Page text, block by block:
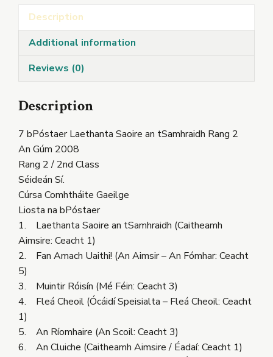
Rang
2
Description
Additional information
Reviews (0)
Description
7 bPóstaer Laethanta Saoire an tSamhraidh Rang 2
An Gúm 2008
Rang 2 / 2nd Class
Séideán Sí.
Cúrsa Comhtháite Gaeilge
Liosta na bPóstaer
1. Laethanta Saoire an tSamhraidh (Caitheamh
Aimsire: Ceacht 1)
2. Fan Amach Uaithi! (An Aimsir – An Fómhar: Ceacht
5)
3. Muintir Róisín (Mé Féin: Ceacht 3)
4. Fleá Cheoil (Ócáidí Speisialta – Fleá Cheoil: Ceacht
1)
5. An Ríomhaire (An Scoil: Ceacht 3)
6. An Cluiche (Caitheamh Aimsire / Éadaí: Ceacht 1)